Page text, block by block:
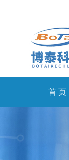
首 页